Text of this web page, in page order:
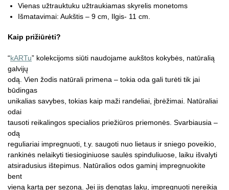
Vienas užtrauktuku užtraukiamas skyrelis monetoms
Išmatavimai: Aukštis – 9 cm, Ilgis- 11 cm.
Kaip prižiūrėti?
“kARTu” kolekcijoms siūti naudojame aukštos kokybės, natūralią
galvijų
odą. Vien žodis natūrali primena – tokia oda gali turėti tik jai
būdingas
unikalias savybes, tokias kaip maži randeliai, įbrėžimai. Natūraliai
odai
tausoti reikalingos specialios priežiūros priemonės. Svarbiausia –
odą
reguliariai impregnuoti, t.y. saugoti nuo lietaus ir sniego poveikio,
rankinės nelaikyti tiesioginiuose saulės spinduliuose, laiku išvalyti
atsiradusius ištepimus. Natūralios odos gaminį impregnuokite
bent
vieną kartą per sezoną. Jei jis dengtas laku, impregnuoti nereikia